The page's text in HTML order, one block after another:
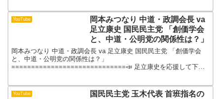
YouTube
岡本みつなり 中道・政調会長 va
足立康史 国民民主党 「創価学会
と、中道・公明党の関係性は？」
岡本みつなり 中道・政調会長 va 足立康史 国民民主党 「創価学会
と、中道・公明党の関係性は？」
=============================📣 足立康史を応援して下さ
YouTube
国民民主党 玉木代表 首班指名の